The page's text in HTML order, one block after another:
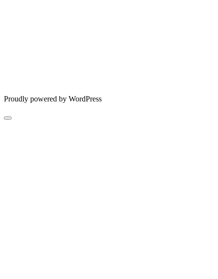
Proudly powered by WordPress